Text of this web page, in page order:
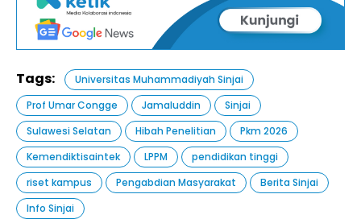
Tags:
Universitas Muhammadiyah Sinjai
Prof Umar Congge
Jamaluddin
Sinjai
Sulawesi Selatan
Hibah Penelitian
Pkm 2026
Kemendiktisaintek
LPPM
pendidikan tinggi
riset kampus
Pengabdian Masyarakat
Berita Sinjai
Info Sinjai